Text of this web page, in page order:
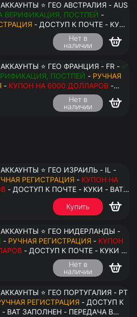
АККАУНТЫ ⭐ ГЕО АВСТРАЛИЯ - AUS
ВЕРИФИКАЦИЯ, ПОСТПЕЙ -
- ДОСТУП К ПОЧТЕ - КУКИ
- ПЕРЕДАЧА В АНТИДЕТЕКТ
Нет в
наличии
АККАУНТЫ ⭐ ГЕО ФРАНЦИЯ - FR - ✅
ПОСТПЕЙ - РУЧНАЯ
- КУПОН НА 6000 ДОЛЛАРОВ -
- КУКИ - ВАТ ЗАПОЛНЕН -
Нет в
наличии
АККАУНТЫ ⭐ ГЕО ИЗРАИЛЬ - IL -
РЕГИСТРАЦИЯ - КУПОН НА
В АНТИДЕТЕКТ
Купить
АККАУНТЫ ⭐ ГЕО НИДЕРЛАНДЫ -
- РУЧНАЯ РЕГИСТРАЦИЯ - КУПОН
- ДОСТУП К ПОЧТЕ - КУКИ -
- ПЕРЕДАЧА В АНТИДЕТЕКТ
Нет в
наличии
АККАУНТЫ ⭐ ГЕО ПОРТУГАЛИЯ - PT
РЕГИСТРАЦИЯ
ВАТ ЗАПОЛНЕН - ПЕРЕДАЧА В